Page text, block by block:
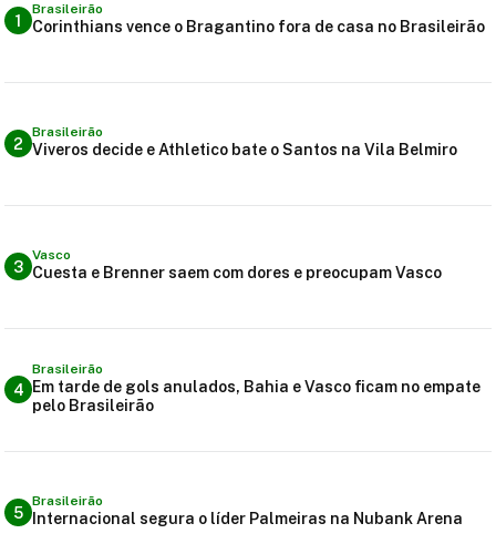
1
Brasileirão
Corinthians vence o Bragantino fora de casa no Brasileirão
2
Brasileirão
Viveros decide e Athletico bate o Santos na Vila Belmiro
3
Vasco
Cuesta e Brenner saem com dores e preocupam Vasco
4
Brasileirão
Em tarde de gols anulados, Bahia e Vasco ficam no empate
pelo Brasileirão
5
Brasileirão
Internacional segura o líder Palmeiras na Nubank Arena